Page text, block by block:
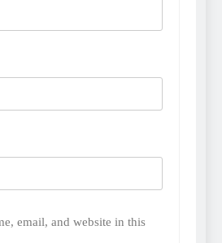
email, and website in this